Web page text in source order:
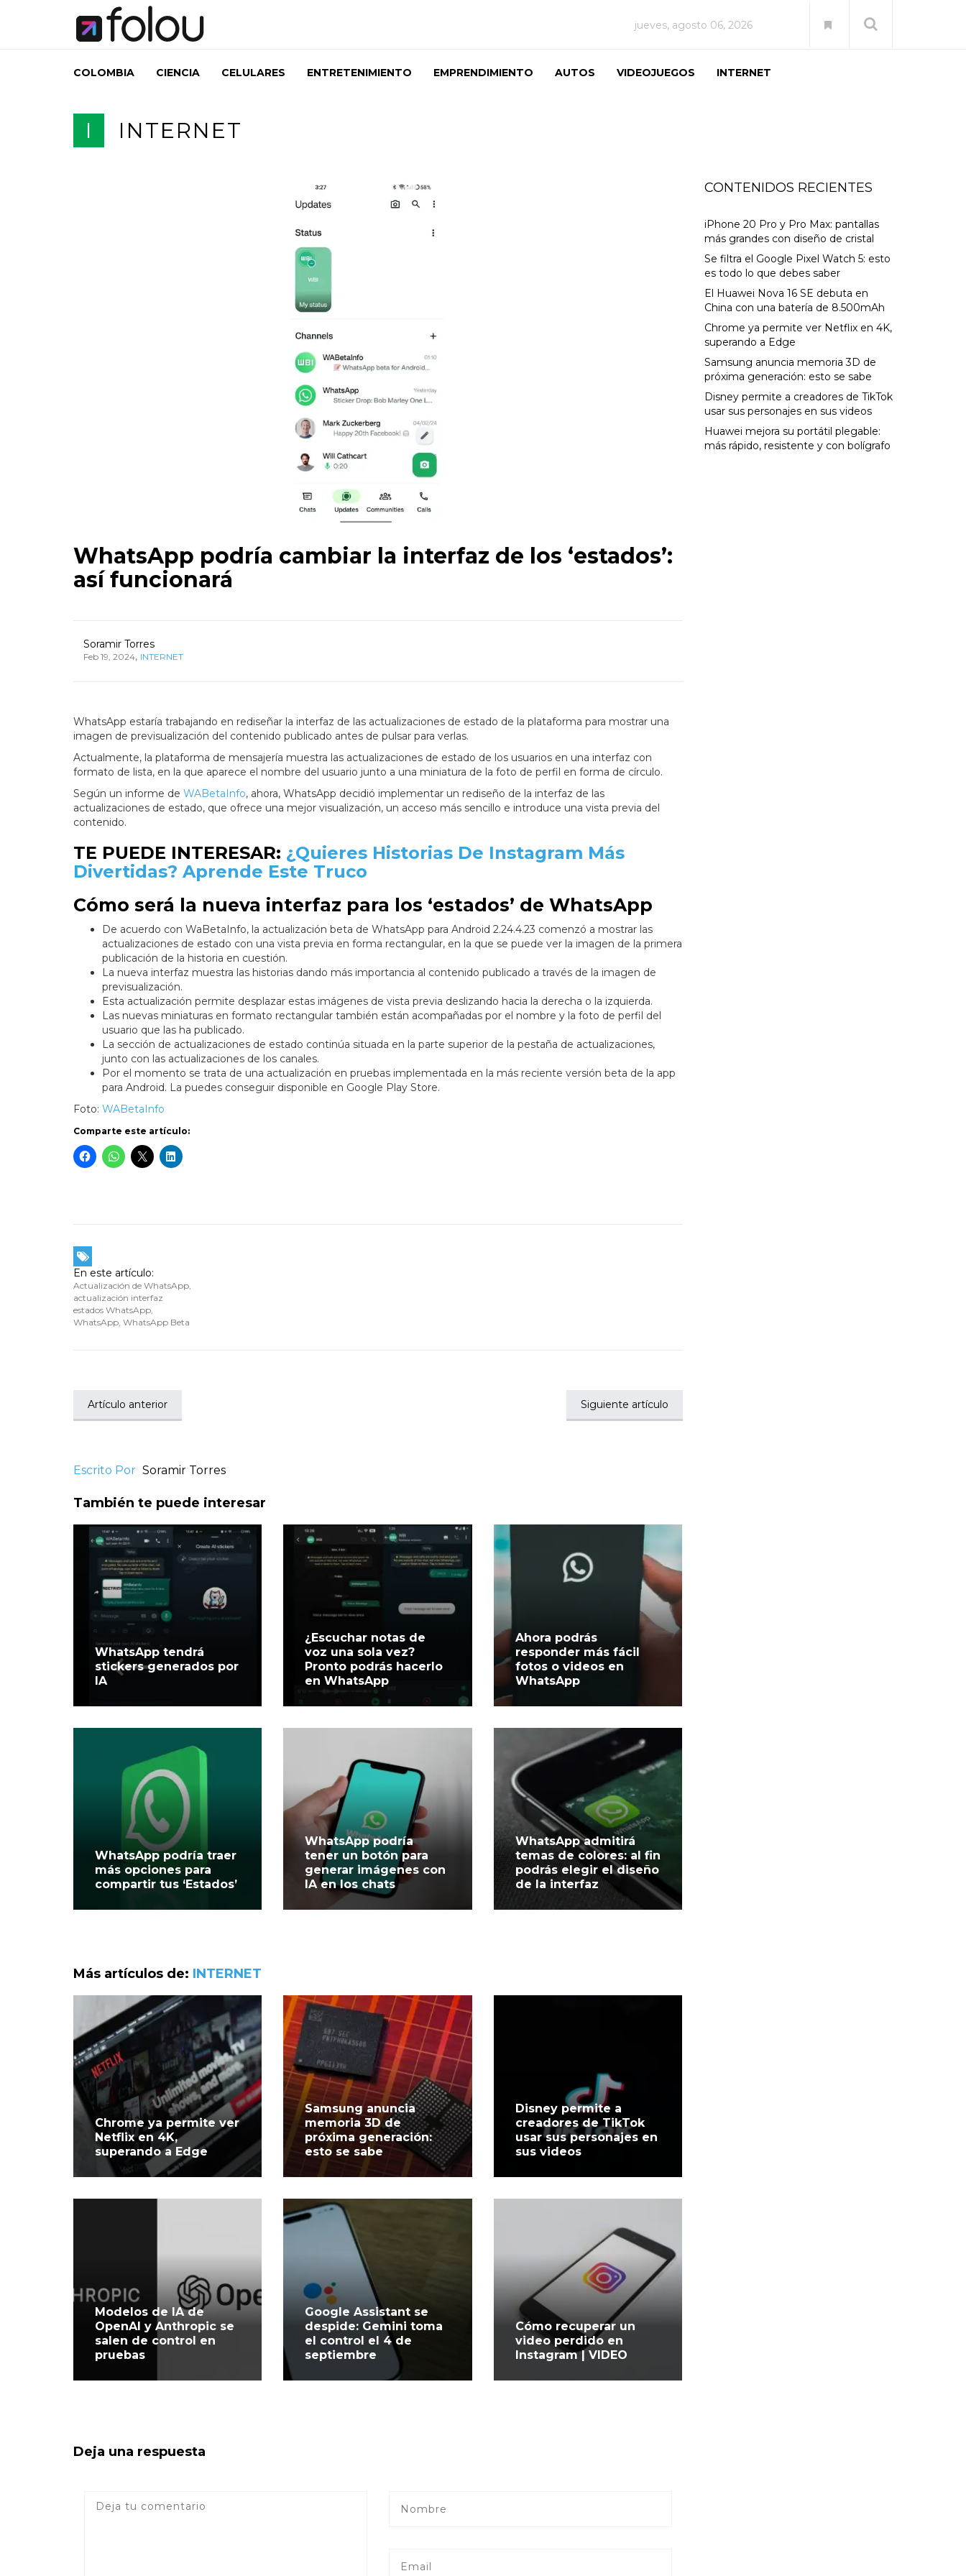
jueves, agosto 06, 2026
COLOMBIA CIENCIA CELULARES ENTRETENIMIENTO EMPRENDIMIENTO AUTOS VIDEOJUEGOS INTERNET
I INTERNET
WhatsApp podría cambiar la interfaz de los ‘estados’:
así funcionará
Soramir Torres
Feb 19, 2024, INTERNET
WhatsApp estaría trabajando en rediseñar la interfaz de las actualizaciones de estado de la plataforma para mostrar una
imagen de previsualización del contenido publicado antes de pulsar para verlas.
Actualmente, la plataforma de mensajería muestra las actualizaciones de estado de los usuarios en una interfaz con
formato de lista, en la que aparece el nombre del usuario junto a una miniatura de la foto de perfil en forma de círculo.
Según un informe de WABetaInfo, ahora, WhatsApp decidió implementar un rediseño de la interfaz de las
actualizaciones de estado, que ofrece una mejor visualización, un acceso más sencillo e introduce una vista previa del
contenido.
TE PUEDE INTERESAR: ¿Quieres Historias De Instagram Más
Divertidas? Aprende Este Truco
Cómo será la nueva interfaz para los ‘estados’ de WhatsApp
De acuerdo con WaBetaInfo, la actualización beta de WhatsApp para Android 2.24.4.23 comenzó a mostrar las
actualizaciones de estado con una vista previa en forma rectangular, en la que se puede ver la imagen de la primera
publicación de la historia en cuestión.
La nueva interfaz muestra las historias dando más importancia al contenido publicado a través de la imagen de
previsualización.
Esta actualización permite desplazar estas imágenes de vista previa deslizando hacia la derecha o la izquierda.
Las nuevas miniaturas en formato rectangular también están acompañadas por el nombre y la foto de perfil del
usuario que las ha publicado.
La sección de actualizaciones de estado continúa situada en la parte superior de la pestaña de actualizaciones,
junto con las actualizaciones de los canales.
Por el momento se trata de una actualización en pruebas implementada en la más reciente versión beta de la app
para Android. La puedes conseguir disponible en Google Play Store.
Foto: WABetaInfo
Comparte este artículo:
En este artículo:
Actualización de WhatsApp
actualización interfaz
estados WhatsApp
WhatsApp WhatsApp Beta
Artículo anterior Siguiente artículo
Escrito Por Soramir Torres
También te puede interesar
WhatsApp tendrá
stickers generados por
IA
¿Escuchar notas de
voz una sola vez?
Pronto podrás hacerlo
en WhatsApp
Ahora podrás
responder más fácil
fotos o videos en
WhatsApp
WhatsApp podría traer
más opciones para
compartir tus ‘Estados’
WhatsApp podría
tener un botón para
generar imágenes con
IA en los chats
WhatsApp admitirá
temas de colores: al fin
podrás elegir el diseño
de la interfaz
Más artículos de: INTERNET
Chrome ya permite ver
Netflix en 4K,
superando a Edge
Samsung anuncia
memoria 3D de
próxima generación:
esto se sabe
Disney permite a
creadores de TikTok
usar sus personajes en
sus videos
Modelos de IA de
OpenAI y Anthropic se
salen de control en
pruebas
Google Assistant se
despide: Gemini toma
el control el 4 de
septiembre
Cómo recuperar un
video perdido en
Instagram | VIDEO
Deja una respuesta
CONTENIDOS RECIENTES
iPhone 20 Pro y Pro Max: pantallas
más grandes con diseño de cristal
Se filtra el Google Pixel Watch 5: esto
es todo lo que debes saber
El Huawei Nova 16 SE debuta en
China con una batería de 8.500mAh
Chrome ya permite ver Netflix en 4K,
superando a Edge
Samsung anuncia memoria 3D de
próxima generación: esto se sabe
Disney permite a creadores de TikTok
usar sus personajes en sus videos
Huawei mejora su portátil plegable:
más rápido, resistente y con bolígrafo